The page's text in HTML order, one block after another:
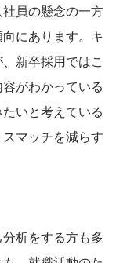
社員の懸念の一方
にあります。キ
新卒採用ではこ
がわかっている
いと考えている
マッチを減らす
析をする方も多